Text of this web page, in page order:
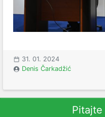
31. 01. 2024
Denis Čarkadžić
Pitajte